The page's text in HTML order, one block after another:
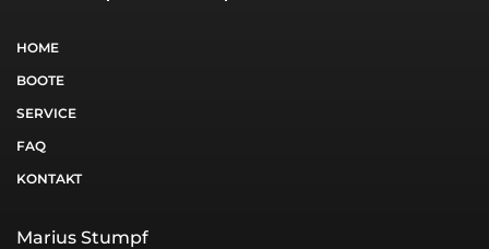
HOME
BOOTE
SERVICE
FAQ
KONTAKT
Marius Stumpf